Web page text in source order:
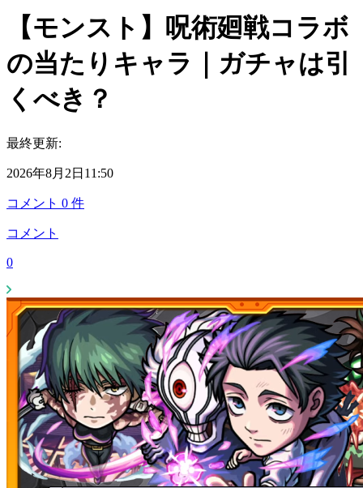
【モンスト】呪術廻戦コラボ
の当たりキャラ｜ガチャは引
くべき？
最終更新:
2026年8月2日11:50
コメント 0 件
コメント
0